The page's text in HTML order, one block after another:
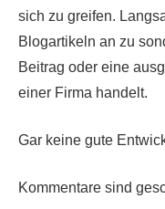
sich zu greifen.
Blogartikeln an zu
Beitrag oder eine
einer Firma handelt.
Gar keine gute
Kommentare sind